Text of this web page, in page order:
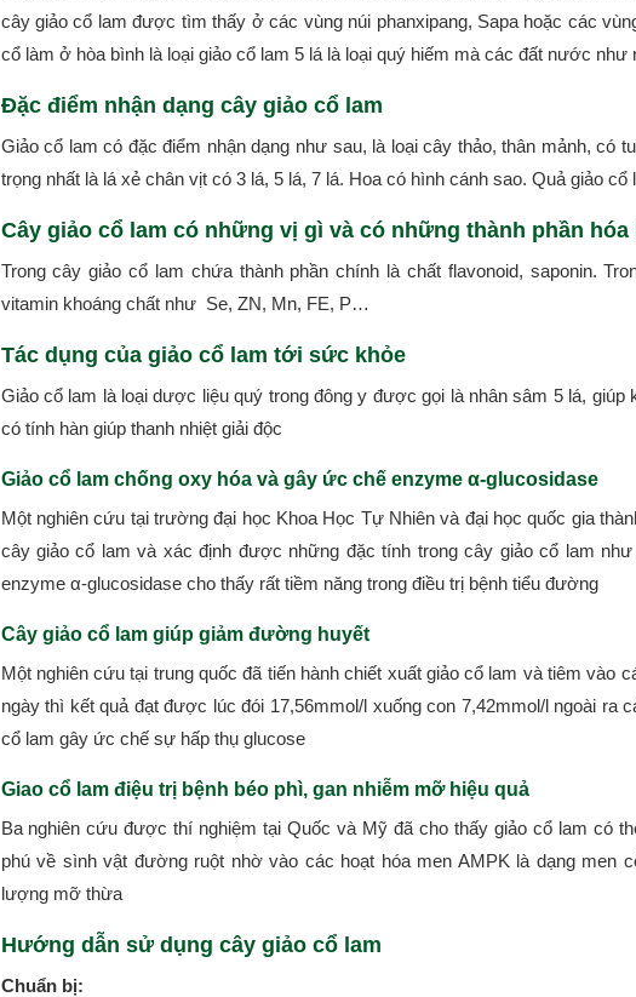
cây giảo cổ lam được tìm thấy ở các vùng núi phanxipang, Sapa hoặc các
cổ làm ở hòa bình là loại giảo cổ lam 5 lá là loại quý hiếm mà các đất nước như
Đặc điểm nhận dạng cây giảo cổ lam
Giảo cổ lam có đặc điểm nhận dạng như sau, là loại cây thảo, thân mảnh, có
trọng nhất là lá xẻ chân vịt có 3 lá, 5 lá, 7 lá. Hoa có hình cánh sao. Quả giảo cổ
Cây giảo cổ lam có những vị gì và có những thành phần hóa
Trong cây giảo cổ lam chứa thành phần chính là chất flavonoid, saponin.
vitamin khoáng chất như Se, ZN, Mn, FE, P…
Tác dụng của giảo cổ lam tới sức khỏe
Giảo cổ lam là loại dược liệu quý trong đông y được gọi là nhân sâm 5 lá, giúp
có tính hàn giúp thanh nhiệt giải độc
Giảo cổ lam chống oxy hóa và gây ức chế enzyme α-glucosidase
Một nghiên cứu tại trường đại học Khoa Học Tự Nhiên và đại học quốc gia
cây giảo cổ lam và xác định được những đặc tính trong cây giảo cổ lam
enzyme α-glucosidase cho thấy rất tiềm năng trong điều trị bệnh tiểu đường
Cây giảo cổ lam giúp giảm đường huyết
Một nghiên cứu tại trung quốc đã tiến hành chiết xuất giảo cổ lam và tiêm vào
ngày thì kết quả đạt được lúc đói 17,56mmol/l xuống con 7,42mmol/l ngoài ra
cổ lam gây ức chế sự hấp thụ glucose
Giao cổ lam điệu trị bệnh béo phì, gan nhiễm mỡ hiệu quả
Ba nghiên cứu được thí nghiệm tại Quốc và Mỹ đã cho thấy giảo cổ lam có
phú về sình vật đường ruột nhờ vào các hoạt hóa men AMPK là dạng men
lượng mỡ thừa
Hướng dẫn sử dụng cây giảo cổ lam
Chuẩn bị: